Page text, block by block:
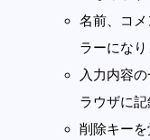
名前、コ
ラーになり
入力内容
ラウザに記
削除キー